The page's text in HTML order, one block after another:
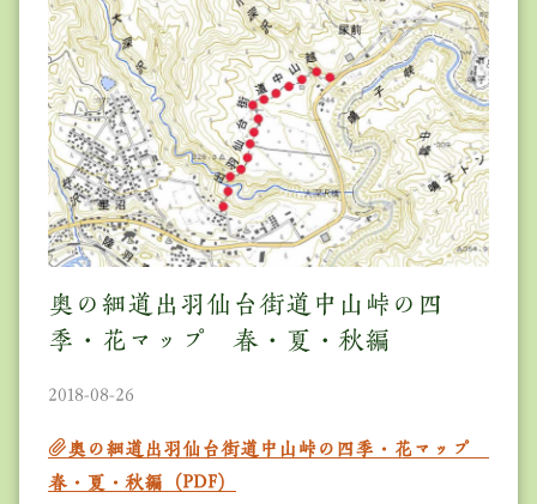
奥の細道出羽仙台街道中山峠の四
季・花マップ 春・夏・秋編
2018-08-26
奥の細道出羽仙台街道中山峠の四季・花マップ
春・夏・秋編（PDF）